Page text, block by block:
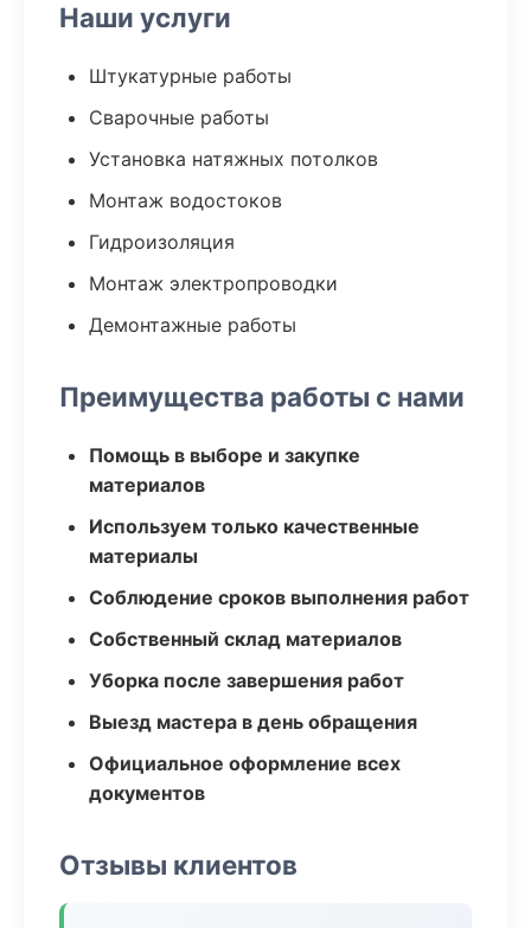
Наши услуги
Штукатурные работы
Сварочные работы
Установка натяжных потолков
Монтаж водостоков
Гидроизоляция
Монтаж электропроводки
Демонтажные работы
Преимущества работы с нами
Помощь в выборе и закупке
материалов
Используем только качественные
материалы
Соблюдение сроков выполнения работ
Собственный склад материалов
Уборка после завершения работ
Выезд мастера в день обращения
Официальное оформление всех
документов
Отзывы клиентов